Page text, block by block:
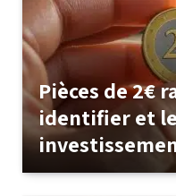
Pièces de 2€
identifier et